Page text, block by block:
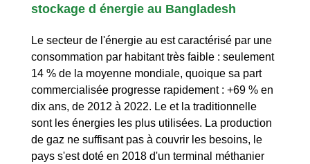
stockage d énergie au Bangladesh
Le secteur de l'énergie au est caractérisé par une
consommation par habitant très faible : seulement
14 % de la moyenne mondiale, quoique sa part
commercialisée progresse rapidement : +69 % en
dix ans, de 2012 à 2022. Le et la traditionnelle
sont les énergies les plus utilisées. La production
de gaz ne suffisant pas à couvrir les besoins, le
pays s'est doté en 2018 d'un terminal méthanier